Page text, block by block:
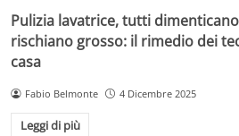
Pulizia lavatrice, tutti
rischiano grosso: il rimedio dei
casa
Fabio Belmonte 4 Dicembre 2025
Leggi di più